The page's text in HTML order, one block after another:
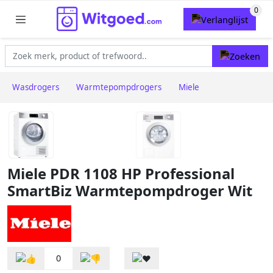
Wasdrogers Warmtepompdrogers Miele
Miele PDR 1108 HP Professional
SmartBiz Warmtepompdroger Wit
0